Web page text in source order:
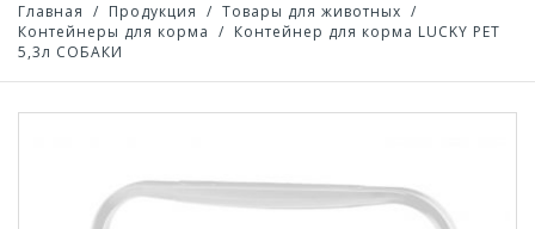
Главная / Продукция / Товары для животных /
Контейнеры для корма / Контейнер для корма LUCKY PET
5,3л СОБАКИ